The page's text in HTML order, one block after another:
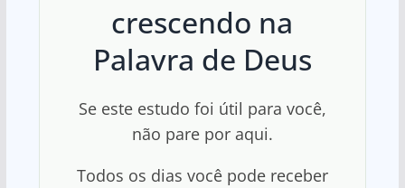
crescendo na
Palavra de Deus
Se este estudo foi útil para você,
não pare por aqui.
Todos os dias você pode receber